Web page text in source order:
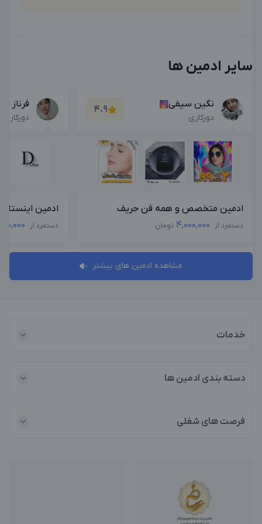
سایر ادمین ها
نگین سیفی
دورکاری
4.9
ادمین متخصص و همه فن حریف
دستمزد از 4,000,000 تومان
فرناز
دورکاری
ادمین
دستمزد از
مشاهده ادمین های بیشتر
خدمات
دسته بندی ادمین ها
فرصت های شغلی